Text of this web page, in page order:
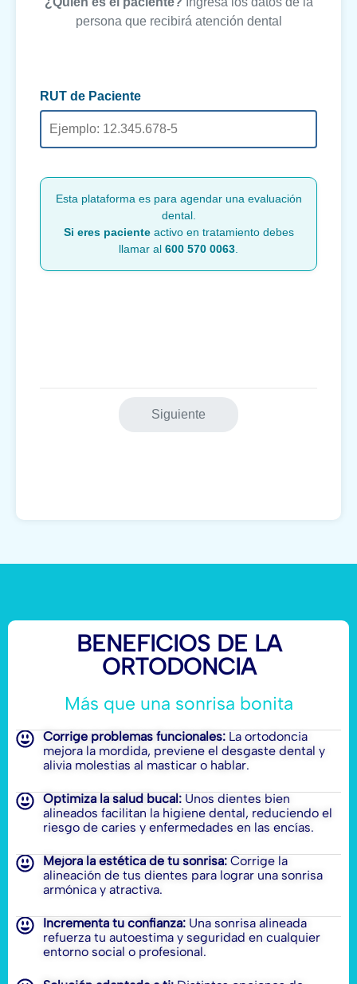
BENEFICIOS DE LA
ORTODONCIA
Más que una sonrisa bonita
Corrige problemas funcionales:La ortodoncia
mejora la mordida, previene el desgaste dental y
alivia molestias al masticar o hablar.
Optimiza la salud bucal: Unos dientes bien
alineados facilitan la higiene dental, reduciendo el
riesgo de caries y enfermedades en las encías.
Mejora la estética de tu sonrisa: Corrige la
alineación de tus dientes para lograr una sonrisa
armónica y atractiva.
Incrementa tu confianza:Una sonrisa alineada
refuerza tu autoestima y seguridad en cualquier
entorno social o profesional.